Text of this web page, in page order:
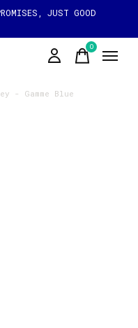
JUST GOOD
0items
- Gamme Blue